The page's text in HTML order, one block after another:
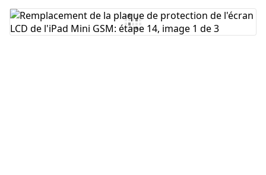
Ajouter un commentaire